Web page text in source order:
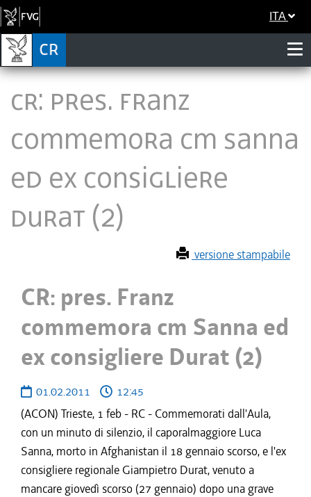
ITA
CR: pres. Franz
commemora cm Sanna
ed ex consigliere
Durat (2)
versione stampabile
CR: pres. Franz
commemora cm Sanna ed
ex consigliere Durat (2)
01.02.2011
12:45
(ACON) Trieste, 1 feb - RC - Commemorati dall'Aula,
con un minuto di silenzio, il caporalmaggiore Luca
Sanna, morto in Afghanistan il 18 gennaio scorso, e l'ex
consigliere regionale Giampietro Durat, venuto a
mancare giovedì scorso (27 gennaio) dopo una grave